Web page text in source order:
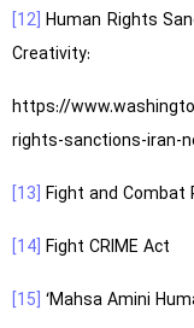
[12] Human Rights
Creativity:
https://
rights-sanctions-iran-
[13] Fight and Combat
[14] Fight CRIME Act
[15] ‘Mahsa Amini